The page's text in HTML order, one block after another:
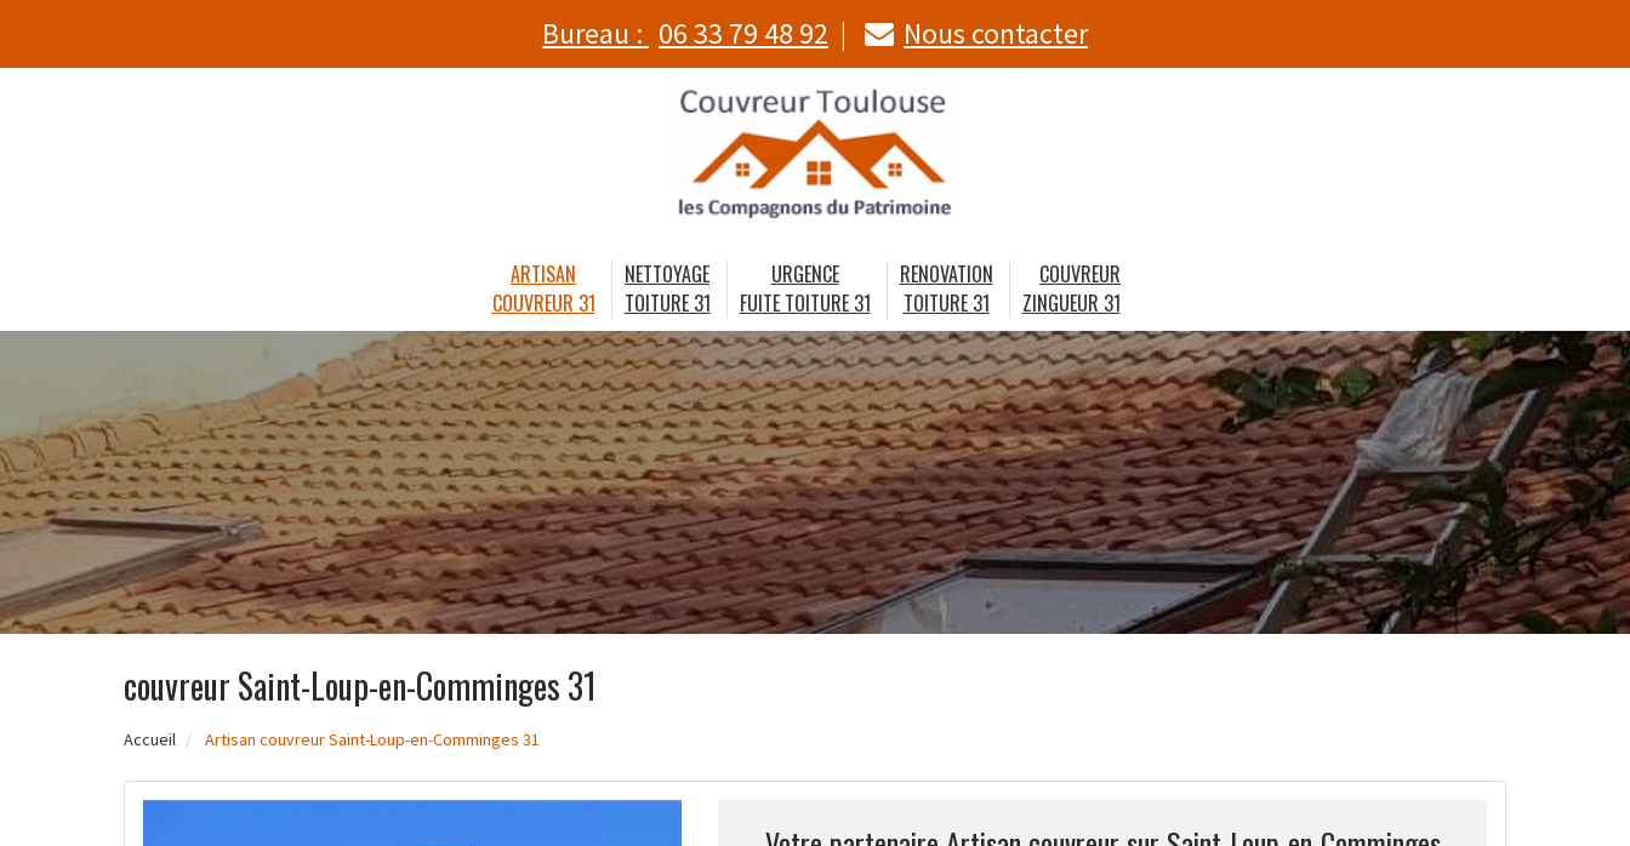
Bureau : 06 33 79 48 92 Nous contacter
ARTISAN
COUVREUR 31
NETTOYAGE
TOITURE 31
URGENCE
FUITE TOITURE 31
RENOVATION
TOITURE 31
COUVREUR
ZINGUEUR 31
couvreur Saint-Loup-en-Comminges 31
Accueil Artisan couvreur Saint-Loup-en-Comminges 31